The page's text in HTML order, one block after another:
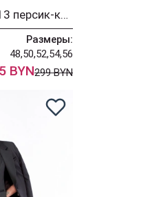
Костюм hOla_la Л413 персик-коричневый
Размеры:
48,50,52,54,56
BYN299 BYN